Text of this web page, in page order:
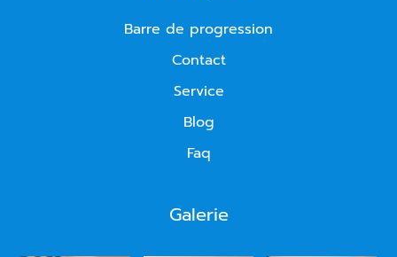
Barre de progression
Contact
Service
Blog
Faq
Galerie